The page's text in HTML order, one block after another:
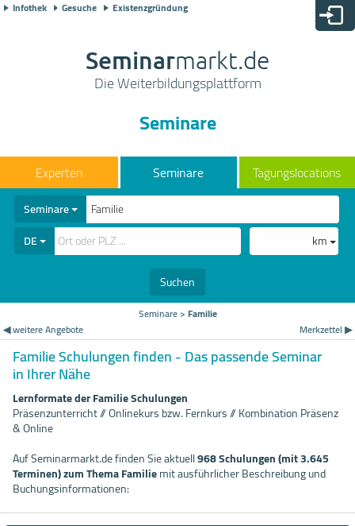
Infothek Gesuche Existenzgründung
Seminarmarkt.de
Die Weiterbildungsplattform
Seminare
Seminare Tagungslocations
Seminare
DE
km
Suchen
Seminare> Familie
◀ weitere Angebote
Merkzettel ▶
Familie Schulungen finden - Das passende Seminar
in Ihrer Nähe
Lernformate der Familie Schulungen
Präsenzunterricht // Onlinekurs bzw. Fernkurs // Kombination Präsenz
& Online
Auf Seminarmarkt.de finden Sie aktuell968 Schulungen (mit 3.645
Terminen) zum Thema Familiemit ausführlicher Beschreibung und
Buchungsinformationen: